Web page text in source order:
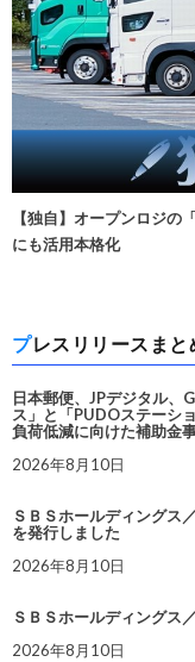
【独自】オープンロジ
にも活用本格化
プレスリリースま
日本郵便、JPデジタル、
ス」と「PUDOステーシ
負荷低減に向けた補助金
2026年8月10日
ＳＢＳホールディング
を発行しました
2026年8月10日
ＳＢＳホールディングス
2026年8月10日